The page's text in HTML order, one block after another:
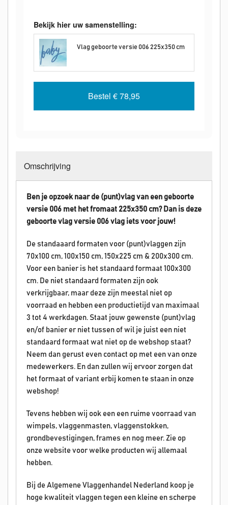
Bekijk hier uw samenstelling:
Vlag geboorte versie 006 225x350 cm
Bestel € 78,95
Omschrijving
Ben je opzoek naar de (punt)vlag van een geboorte
versie 006 met het fromaat 225x350 cm? Dan is deze
geboorte vlag versie 006 vlag iets voor jouw!
De standaaard formaten voor (punt)vlaggen zijn
70x100 cm, 100x150 cm, 150x225 cm & 200x300 cm.
Voor een banier is het standaard formaat 100x300
cm. De niet standaard formaten zijn ook
verkrijgbaar, maar deze zijn meestal niet op
voorraad en hebben een productietijd van maximaal
3 tot 4 werkdagen. Staat jouw gewenste (punt)vlag
en/of banier er niet tussen of wil je juist een niet
standaard formaat wat niet op de webshop staat?
Neem dan gerust even contact op met een van onze
medewerkers. En dan zullen wij ervoor zorgen dat
het formaat of variant erbij komen te staan in onze
webshop!
Tevens hebben wij ook een een ruime voorraad van
wimpels, vlaggenmasten, vlaggenstokken,
grondbevestigingen, frames en nog meer. Zie op
onze website voor welke producten wij allemaal
hebben.
Bij de Algemene Vlaggenhandel Nederland koop je
hoge kwaliteit vlaggen tegen een kleine en scherpe